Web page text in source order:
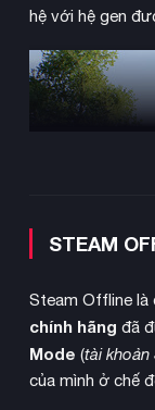
hệ với hệ gen
STEAM
Steam Offline là
chính hãng đã
Mode (tài khoản
của mình ở chế